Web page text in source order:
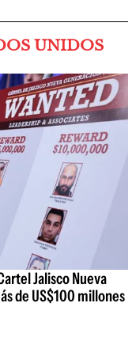
UNIDOS
Jalisco Nueva
de US$100 millones